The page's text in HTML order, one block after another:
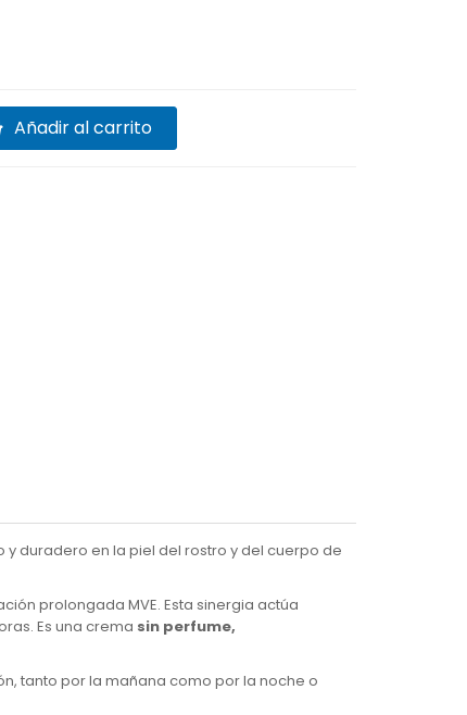
Añadir al carrito
duradero en la piel del rostro y del cuerpo de
prolongada MVE. Esta sinergia actúa
Es una crema sin perfume,
tanto por la mañana como por la noche o